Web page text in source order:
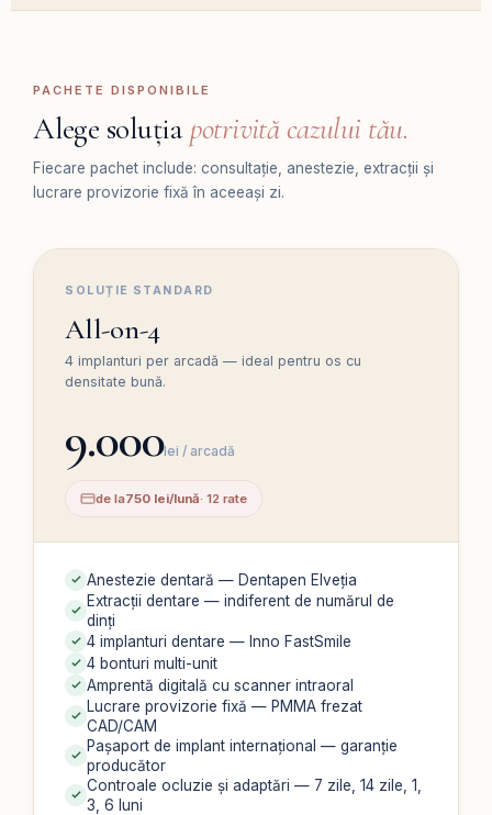
PACHETE DISPONIBILE
Alege soluția potrivită cazului tău.
Fiecare pachet include: consultație, anestezie, extracții și
lucrare provizorie fixă în aceeași zi.
SOLUȚIE STANDARD
All-on-4
4 implanturi per arcadă — ideal pentru os cu
densitate bună.
9.000lei / arcadă
de la750 lei/lună· 12 rate
Anestezie dentară — Dentapen Elveția
Extracții dentare — indiferent de numărul de
dinți
4 implanturi dentare — Inno FastSmile
4 bonturi multi-unit
Amprentă digitală cu scanner intraoral
Lucrare provizorie fixă — PMMA frezat
CAD/CAM
Pașaport de implant internațional — garanție
producător
Controale ocluzie și adaptări — 7 zile, 14 zile, 1,
3, 6 luni